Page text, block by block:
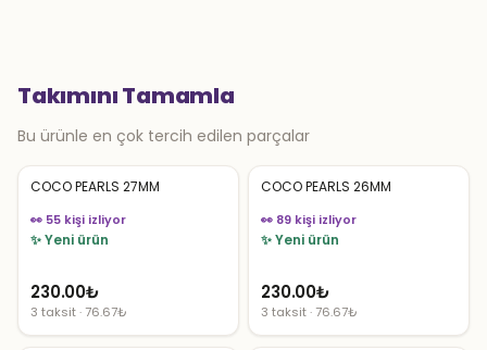
Takımını Tamamla
Bu ürünle en çok tercih edilen parçalar
COCO PEARLS 27MM
👀 55 kişi izliyor
✨ Yeni ürün
230.00₺
3 taksit · 76.67₺
COCO PEARLS 26MM
👀 89 kişi izliyor
✨ Yeni ürün
230.00₺
3 taksit · 76.67₺